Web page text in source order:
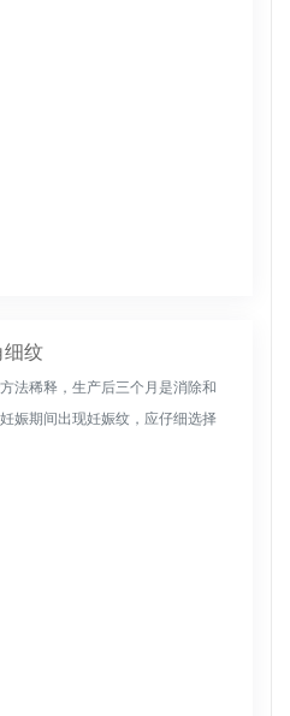
纹
法稀释，生产后三个月是消除和
娠期间出现妊娠纹，应仔细选择